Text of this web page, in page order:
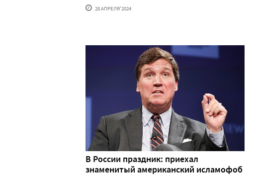
28 АПРЕЛЯ'2024
В России праздник: приехал
знаменитый американский исламофоб